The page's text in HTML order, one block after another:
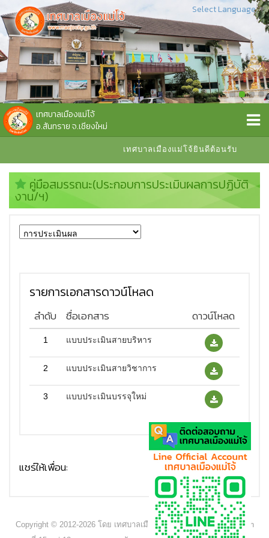
เทศบาลเมืองแม่โจ้
อ.สันทราย จ.เชียงใหม่
เทศบาลเมืองแม่โจ้ยินดีต้อนรับ
Select Language▼
คู่มือสมรรถนะ(ประกอบการประเมินผลการปฏิบัติ
งาน/ฯ)
รายการเอกสารดาวน์โหลด
ลำดับ ชื่อเอกสาร ดาวน์โหลด
1 แบบประเมินสายบริหาร
2 แบบประเมินสายวิชาการ
3 แบบประเมินบรรจุใหม่
แชร์ให้เพื่อน:
Copyright © 2012-2026 โดย เทศบาลเมืองแม่โจ้ - www.maejocity.go.th